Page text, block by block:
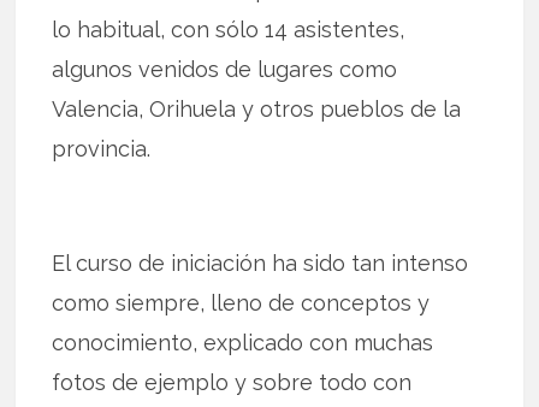
lo habitual, con sólo 14 asistentes,
algunos venidos de lugares como
Valencia, Orihuela y otros pueblos de la
provincia.
El curso de iniciación ha sido tan intenso
como siempre, lleno de conceptos y
conocimiento, explicado con muchas
fotos de ejemplo y sobre todo con